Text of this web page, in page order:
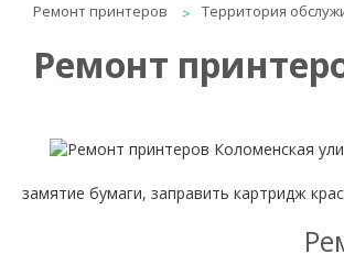
Ремонт принтеров Территория
Ремонт
замятие бумаги, заправить картридж